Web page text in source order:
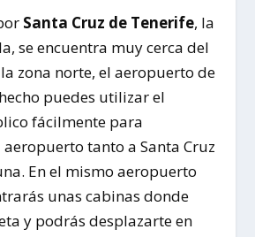
Santa Cruz de Tenerife, la
se encuentra muy cerca del
zona norte, el aeropuerto de
puedes utilizar el
fácilmente para
tanto a Santa Cruz
En el mismo aeropuerto
unas cabinas donde
y podrás desplazarte en